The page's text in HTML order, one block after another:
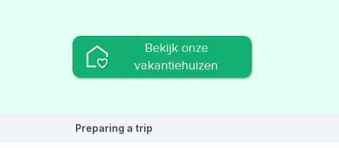
Bekijk onze
vakantiehuizen
Preparing a trip